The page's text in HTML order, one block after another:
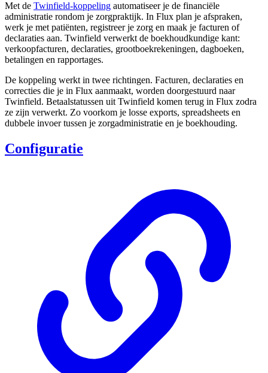
Met de Twinfield-koppeling automatiseer je de financiële
administratie rondom je zorgpraktijk. In Flux plan je afspraken,
werk je met patiënten, registreer je zorg en maak je facturen of
declaraties aan. Twinfield verwerkt de boekhoudkundige kant:
verkoopfacturen, declaraties, grootboekrekeningen, dagboeken,
betalingen en rapportages.
De koppeling werkt in twee richtingen. Facturen, declaraties en
correcties die je in Flux aanmaakt, worden doorgestuurd naar
Twinfield. Betaalstatussen uit Twinfield komen terug in Flux zodra
ze zijn verwerkt. Zo voorkom je losse exports, spreadsheets en
dubbele invoer tussen je zorgadministratie en je boekhouding.
Configuratie